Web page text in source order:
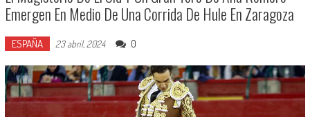
Emergen En Medio De Una Corrida De Hule En Zaragoza
ESPAÑA 23 abril, 2024 0